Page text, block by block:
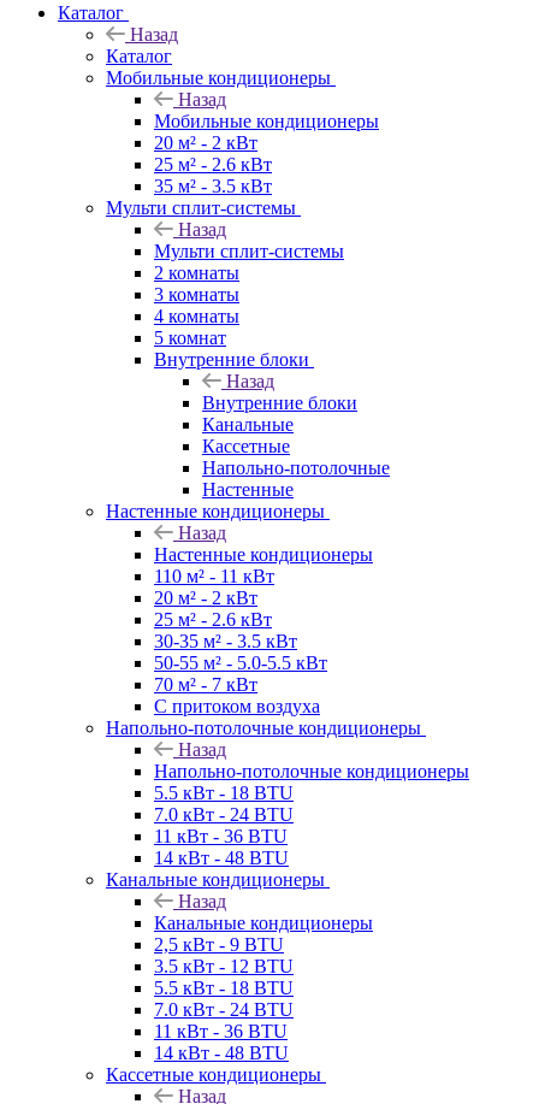
Каталог
Назад
Каталог
Мобильные кондиционеры
Назад
Мобильные кондиционеры
20 м² - 2 кВт
25 м² - 2.6 кВт
35 м² - 3.5 кВт
Мульти сплит-системы
Назад
Мульти сплит-системы
2 комнаты
3 комнаты
4 комнаты
5 комнат
Внутренние блоки
Назад
Внутренние блоки
Канальные
Кассетные
Напольно-потолочные
Настенные
Настенные кондиционеры
Назад
Настенные кондиционеры
110 м² - 11 кВт
20 м² - 2 кВт
25 м² - 2.6 кВт
30-35 м² - 3.5 кВт
50-55 м² - 5.0-5.5 кВт
70 м² - 7 кВт
С притоком воздуха
Напольно-потолочные кондиционеры
Назад
Напольно-потолочные кондиционеры
5.5 кВт - 18 BTU
7.0 кВт - 24 BTU
11 кВт - 36 BTU
14 кВт - 48 BTU
Канальные кондиционеры
Назад
Канальные кондиционеры
2,5 кВт - 9 BTU
3.5 кВт - 12 BTU
5.5 кВт - 18 BTU
7.0 кВт - 24 BTU
11 кВт - 36 BTU
14 кВт - 48 BTU
Кассетные кондиционеры
Назад